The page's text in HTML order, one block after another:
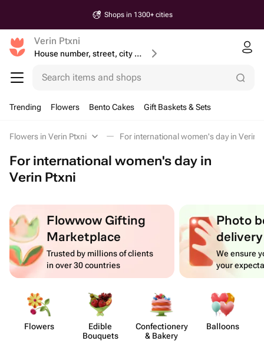
Shops in 1300+ cities
Verin Ptxni
House number, street, city or postcode
Search items and shops
Trending Flowers Bento Cakes Gift Baskets & Sets
Flowers in Verin Ptxni For international women's day in Verin
For international women's day in
Verin Ptxni
Flowwow Gifting
Marketplace
Trusted by millions of clients
in over 30 countries
Photo
delivery
We ensure
your
Flowers
Edible
Bouquets
Confect​ionery
& Bakery
Balloons